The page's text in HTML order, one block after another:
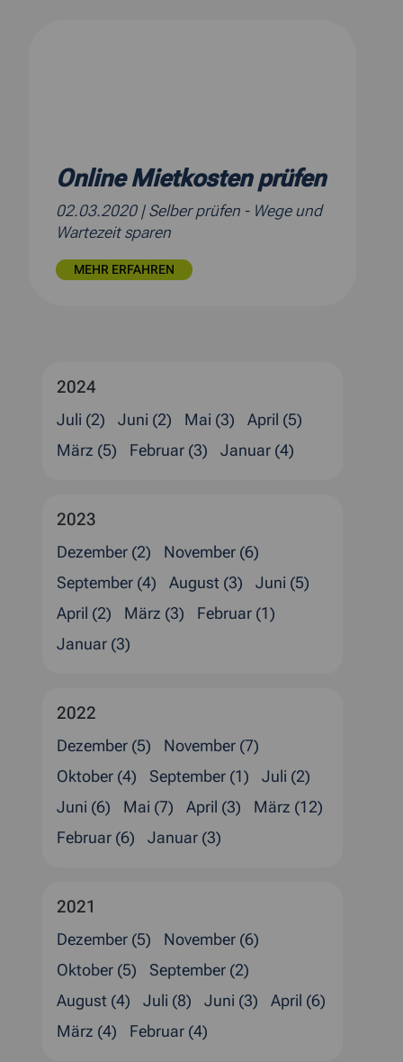
Online Mietkosten prüfen
02.03.2020 | Selber prüfen - Wege und
Wartezeit sparen
MEHR ERFAHREN
2024
Juli (2) Juni (2) Mai (3)
April (5)
März (5)
Februar (3) Januar (4)
2023
Dezember (2)
November (6)
September (4)
August (3)
Juni (5)
April (2)
März (3)
Februar (1)
Januar (3)
2022
Dezember (5)
November (7)
Oktober (4)
September (1)
Juli (2)
Juni (6)
Mai (7) April (3)
März (12)
Februar (6)
Januar (3)
2021
Dezember (5)
November (6)
Oktober (5)
September (2)
August (4)
Juli (8) Juni (3)
April (6)
März (4)
Februar (4)